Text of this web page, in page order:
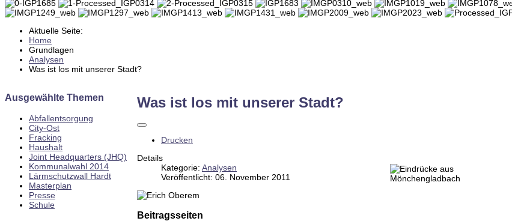
Aktuelle Seite:
Home
Grundlagen
Analysen
Was ist los mit unserer Stadt?
Ausgewählte Themen
Abfallentsorgung
City-Ost
Fracking
Haushalt
Joint Headquarters (JHQ)
Kommunalwahl 2014
Lärmschutzwall Hardt
Masterplan
Presse
Schule
Was ist los mit unserer Stadt?
Drucken
Details
Kategorie: Analysen
Veröffentlicht: 06. November 2011
Beitragsseiten